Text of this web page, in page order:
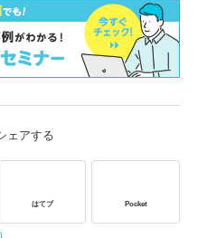
ェアする
はてブ Pocket